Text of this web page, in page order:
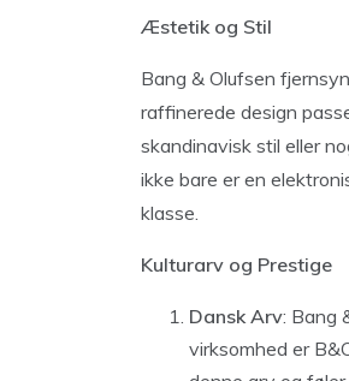
Æstetik og Stil
Bang & Olufsen
raffinerede design
skandinavisk stil eller
ikke bare er en
klasse.
Kulturarv og Prestige
Dansk Arv: Bang
virksomhed er